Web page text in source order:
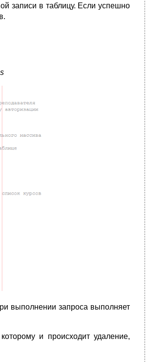
записи в таблицу. Если успешно
выполнении запроса выполняет
и происходит удаление,